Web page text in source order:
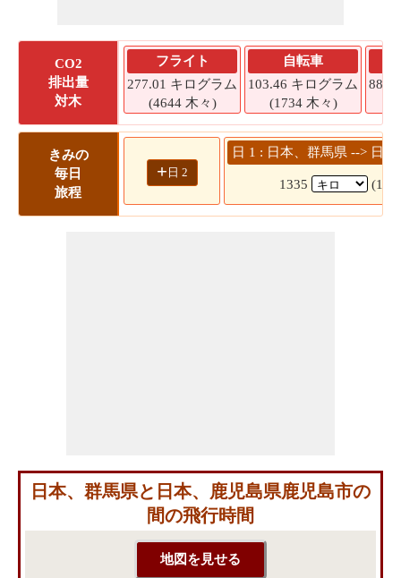
CO2
排出量
対木
フライト
277.01 キログラム
(4644 木々)
自転車
103.46 キログラム
(1734 木々)
きみの
毎日
旅程
+ 日 2
日 1 : 日本、群馬県 --> 日
1335 (17
日本、群馬県と日本、鹿児島県鹿児島市の
間の飛行時間